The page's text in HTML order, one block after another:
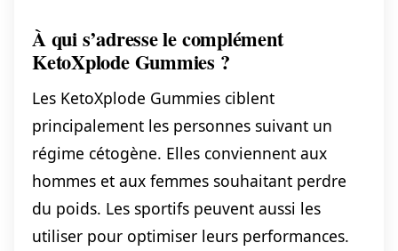
À qui s’adresse le complément
KetoXplode Gummies ?
Les KetoXplode Gummies ciblent
principalement les personnes suivant un
régime cétogène. Elles conviennent aux
hommes et aux femmes souhaitant perdre
du poids. Les sportifs peuvent aussi les
utiliser pour optimiser leurs performances.